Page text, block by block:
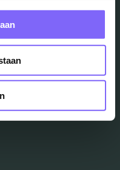
je op de hoogte